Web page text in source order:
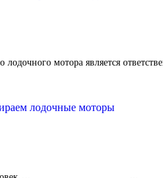
лодочного мотора является